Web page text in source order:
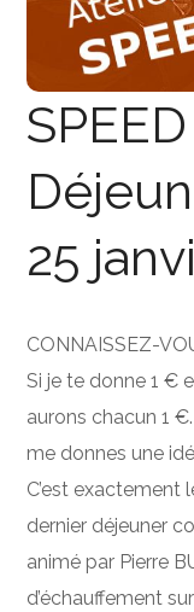
25
CONNAISSEZ-
Si je te donne 1 €
aurons chacun 1
me donnes une
C’est exactement
dernier déjeuner
animé par Pierre
d’échauffement